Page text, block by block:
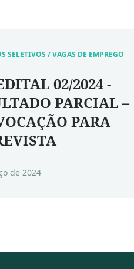
SELETIVOS / VAGAS DE EMPREGO
02/2024 -
PARCIAL –
PARA
de 2024